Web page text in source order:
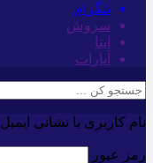
تلگرام
سروش
ایتا
آپارات
نام کاربری یا نشانی ایمیل
رمز عبور